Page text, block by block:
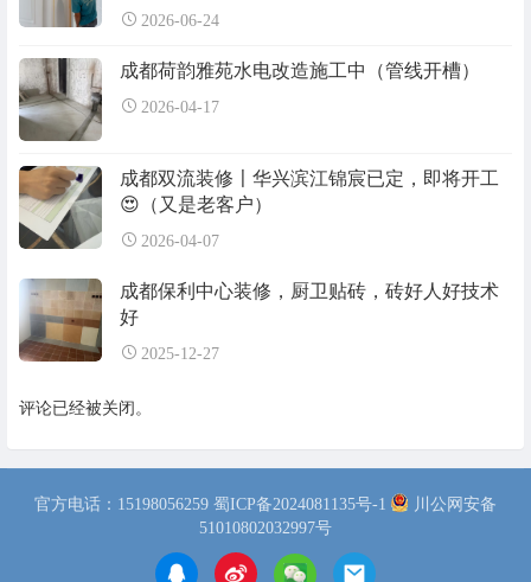
2026-06-24
成都荷韵雅苑水电改造施工中（管线开槽）
2026-04-17
成都双流装修〡华兴滨江锦宸已定，即将开工
😍（又是老客户）
2026-04-07
成都保利中心装修，厨卫贴砖，砖好人好技术
好
2025-12-27
评论已经被关闭。
官方电话：15198056259 蜀ICP备2024081135号-1
川公网安备
51010802032997号